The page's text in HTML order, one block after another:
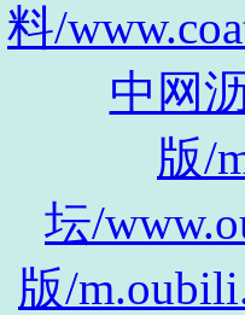
料/
中网
版/
坛/
版/